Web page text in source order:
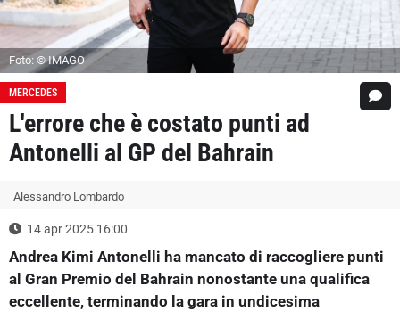
Foto: © IMAGO
MERCEDES
L'errore che è costato punti ad
Antonelli al GP del Bahrain
Alessandro Lombardo
14 apr 2025 16:00
Andrea Kimi Antonelli ha mancato di raccogliere punti
al Gran Premio del Bahrain nonostante una qualifica
eccellente, terminando la gara in undicesima